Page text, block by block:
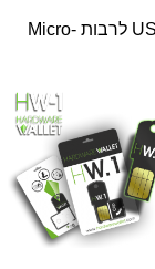
ניתן לחבר את הארנק ה-USB הזה לכל שקע USB לרבות Micro-